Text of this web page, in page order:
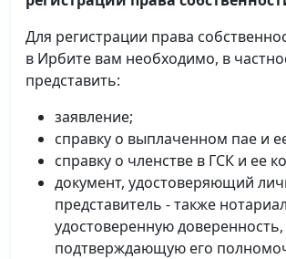
Для регистрации права
в Ирбите вам необходимо, в
представить:
заявление;
справку о выплаченном пае и
справку о членстве в ГСК и ее
документ, удостоверяющий
представитель - также
удостоверенную доверенность,
подтверждающую его